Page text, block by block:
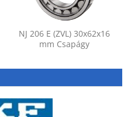
NJ 206 E (ZVL) 30x62x16
mm Csapágy